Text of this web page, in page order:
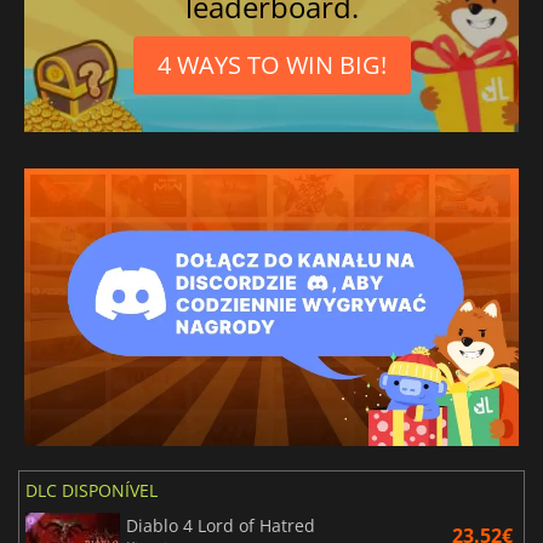
Português brasileiro
4 WAYS TO WIN BIG!
DLC DISPONÍVEL
Diablo 4 Lord of Hatred
23.52€